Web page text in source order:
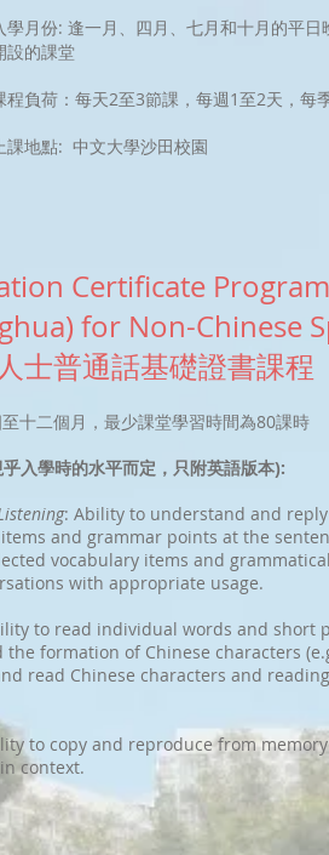
學月份: 逢一月、四月、七月和十月的平
設的課堂
程負荷：每天2至3節課，每週1至2天，每
課地點: 中文大學沙田校園
Certificate
for Non-Chinese
士普通話基礎證書課程
十二個月，最少課堂學習時間為80課時
入學時的水平而定，只附英語版本):
: Ability to understand and
and grammar points at the
vocabulary items and
with appropriate usage.
to read individual words and short
formation of Chinese characters
read Chinese characters and
to copy and reproduce from
context.